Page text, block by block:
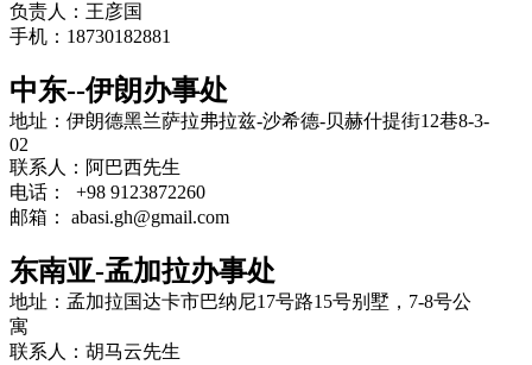
负责人：王彦国
手机：18730182881
中东--伊朗办事处
地址：伊朗德黑兰萨拉弗拉兹-沙希德-贝赫什提街12巷8-3-
02
联系人：阿巴西先生
电话： +98 9123872260
邮箱： abasi.gh@gmail.com
东南亚-孟加拉办事处
地址：孟加拉国达卡市巴纳尼17号路15号别墅，7-8号公
寓
联系人：胡马云先生